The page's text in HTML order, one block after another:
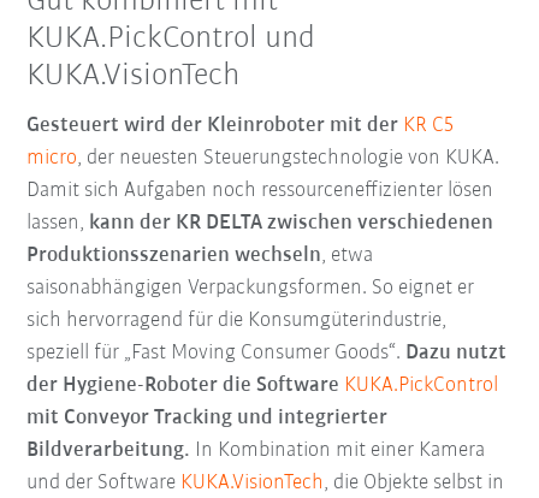
KUKA.PickControl und
KUKA.VisionTech
Gesteuert wird der Kleinroboter mit der KR C5
micro, der neuesten Steuerungstechnologie von KUKA.
Damit sich Aufgaben noch ressourceneffizienter lösen
lassen, kann der KR DELTA zwischen verschiedenen
Produktionsszenarien wechseln, etwa
saisonabhängigen Verpackungsformen. So eignet er
sich hervorragend für die Konsumgüterindustrie,
speziell für „Fast Moving Consumer Goods“. Dazu nutzt
der Hygiene-Roboter die Software KUKA.PickControl
mit Conveyor Tracking und integrierter
Bildverarbeitung. In Kombination mit einer Kamera
und der Software KUKA.VisionTech, die Objekte selbst in